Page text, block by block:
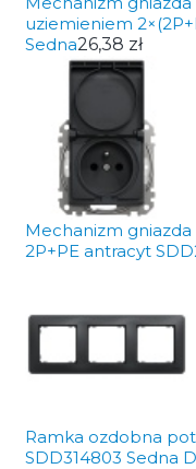
uziemieniem
Sedna26,38 zł
Mechanizm
2P+PE antracyt
Ramka ozdobna
SDD314803 Sedna